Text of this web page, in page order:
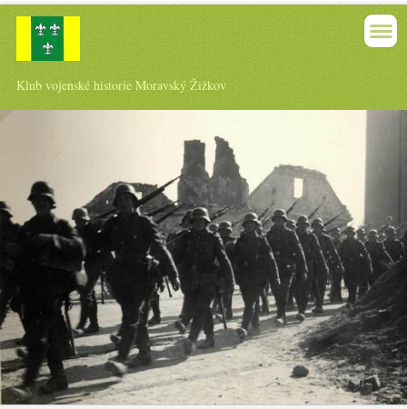
Klub vojenské historie Moravský Žižkov